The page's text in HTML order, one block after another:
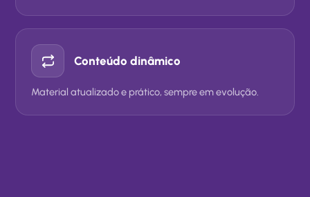
Conteúdo dinâmico
Material atualizado e prático, sempre em evolução.